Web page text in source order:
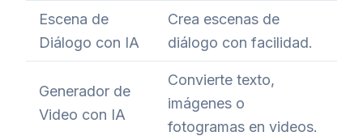
Escena de
Diálogo con IA
Crea escenas de
diálogo con facilidad.
Generador de
Video con IA
Convierte texto,
imágenes o
fotogramas en videos.